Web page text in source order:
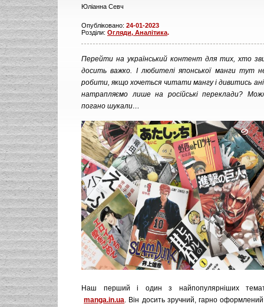
Юліанна Севч
Опубліковано: 24-01-2023
Розділи: Огляди, Аналітика.
Перейти на український контент для тих, хто
досить важко. І любителі японської манги тут
робити, якщо хочеться читати мангу і дивитись
натрапляємо лише на російські переклади?
погано шукали…
Наш перший і один з найпопулярніших
manga.in.ua. Він досить зручний, гарно